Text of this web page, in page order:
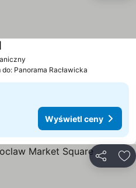
do: Panorama Racławicka
Wyświetl ceny